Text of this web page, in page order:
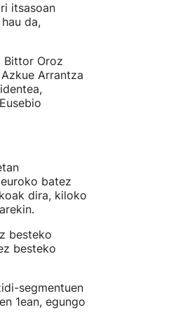
itsasoan
da,
Bittor Oroz
Arrantza
batez
dira, kiloko
besteko
besteko
segmentuen
1ean, egungo